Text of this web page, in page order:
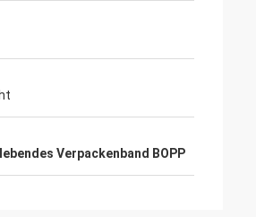
Verpackenband BOPP